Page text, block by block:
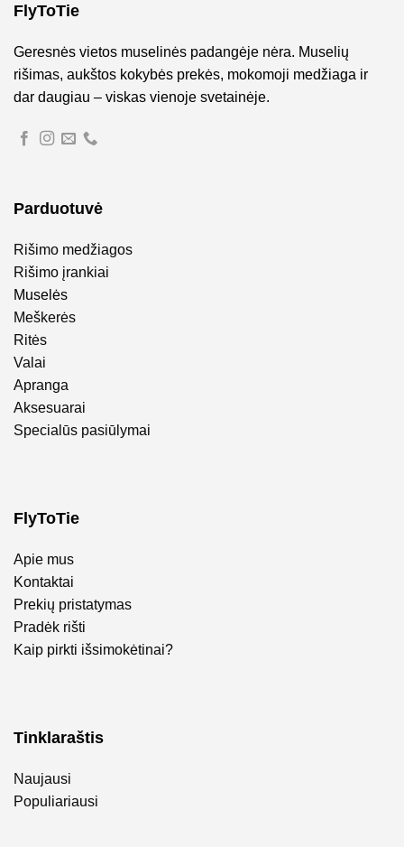
FlyToTie
Geresnės vietos muselinės padangėje nėra. Muselių
rišimas, aukštos kokybės prekės, mokomoji medžiaga ir
dar daugiau – viskas vienoje svetainėje.
Parduotuvė
Rišimo medžiagos
Rišimo įrankiai
Muselės
Meškerės
Ritės
Valai
Apranga
Aksesuarai
Specialūs pasiūlymai
FlyToTie
Apie mus
Kontaktai
Prekių pristatymas
Pradėk rišti
Kaip pirkti išsimokėtinai?
Tinklaraštis
Naujausi
Populiariausi